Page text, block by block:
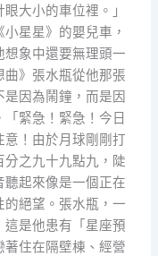
大小的車位裡。」
星星》的嬰兒車，
象中還要無理頭一
》張水瓶從他那張
因為鬧鐘，而是因
緊急！緊急！今日
！由於月球剛剛打
之九十九點九，陡
聽起來像是一個正在
絕望。張水瓶，一
是他患有「星座預
住在隔壁棟、經營